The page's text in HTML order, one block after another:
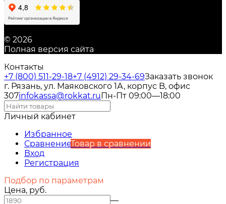
© 2026
Полная версия сайта
Контакты
+7 (800) 511-29-18+7 (4912) 29-34-69Заказать звонок
г. Рязань, ул. Маяковского 1А, корпус B, офис
307infokassa@rokkat.ruПн-Пт 09:00—18:00
Личный кабинет
Избранное
СравнениеТовар в сравнении
Вход
Регистрация
Подбор по параметрам
Цена, руб.
—